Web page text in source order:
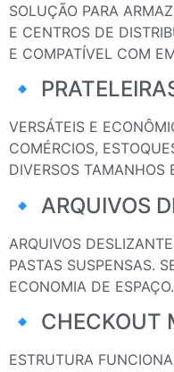
SOLUÇÃO PARA
E CENTROS DE
E COMPATÍVEL COM
🔹
VERSÁTEIS E
COMÉRCIOS,
DIVERSOS TAMANHOS
🔹 ARQUIVOS
ARQUIVOS
PASTAS SUSPENSAS.
ECONOMIA DE ESPAÇO.
🔹 CHECKOUT
ESTRUTURA